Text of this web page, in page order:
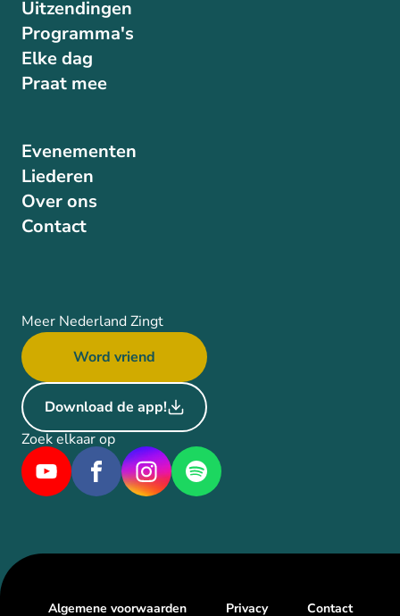
Uitzendingen
Programma's
Elke dag
Praat mee
Evenementen
Liederen
Over ons
Contact
Meer Nederland Zingt
Word vriend
Download de app!
Zoek elkaar op
Algemene voorwaarden Privacy Contact